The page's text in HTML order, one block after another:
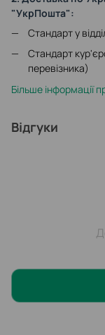
"УкрПошта":
Стандарт у
Стандарт
перевізника)
Більше інформації
Відгуки